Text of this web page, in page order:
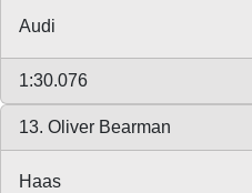
Audi
1:30.076
13. Oliver Bearman
Haas